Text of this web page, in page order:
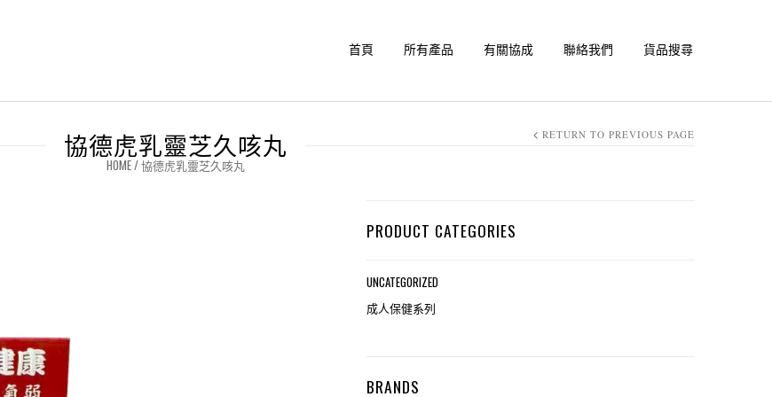
首頁 所有產品 有關協成 聯絡我們 貨品搜尋
協德虎乳靈芝久咳丸
HOME/協德虎乳靈芝久咳丸
RETURN TO PREVIOUS PAGE
PRODUCT CATEGORIES
UNCATEGORIZED
成人保健系列
BRANDS